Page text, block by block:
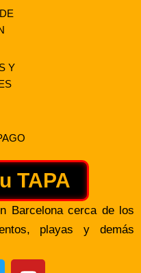
Y
TAPA
Barcelona cerca de los
playas y demás
Y